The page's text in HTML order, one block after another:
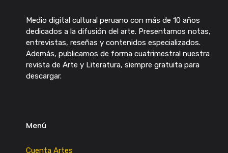
Medio digital cultural peruano con más de 10 años
dedicados a la difusión del arte. Presentamos notas,
entrevistas, reseñas y contenidos especializados.
Además, publicamos de forma cuatrimestral nuestra
revista de Arte y Literatura, siempre gratuita para
descargar.
Menú
Cuenta Artes